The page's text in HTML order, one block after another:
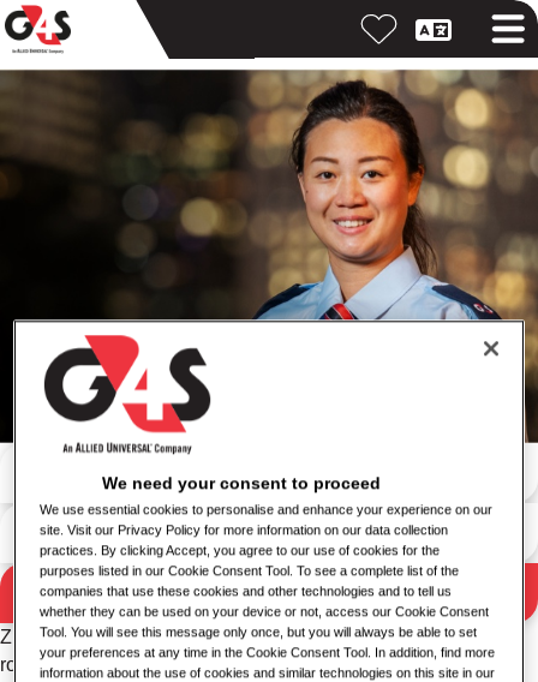
Výsledky vyhledávání
Hledejte podle klíčového slova
Vyhledávání podle místa
Vyhledávání
Zkuste prosím jinou kombinaci klíčového slova/umístění nebo
rozšiřte kritéria vyhledávání.
We need your consent to proceed
We use essential cookies to personalise and enhance your experience on our
site. Visit our Privacy Policy for more information on our data collection
practices. By clicking Accept, you agree to our use of cookies for the
purposes listed in our Cookie Consent Tool. To see a complete list of the
companies that use these cookies and other technologies and to tell us
whether they can be used on your device or not, access our Cookie Consent
Tool. You will see this message only once, but you will always be able to set
your preferences at any time in the Cookie Consent Tool. In addition, find more
information about the use of cookies and similar technologies on this site in our